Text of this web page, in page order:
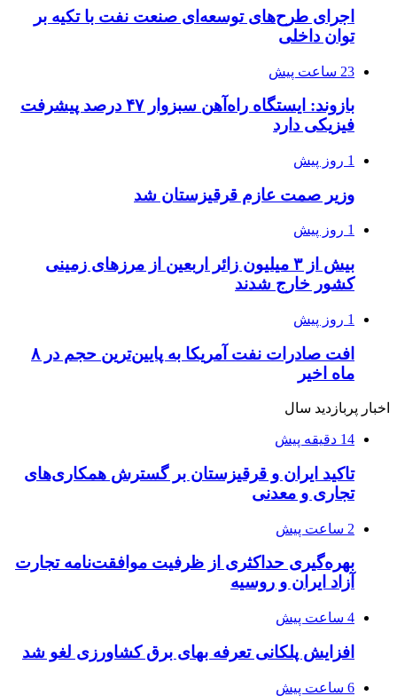
اجرای طرح‌های توسعه‌ای صنعت نفت با تکیه بر
توان داخلی
23 ساعت پیش
بازوند: ایستگاه راه‌آهن سبزوار ۴۷ درصد پیشرفت
فیزیکی دارد
1 روز پیش
وزیر صمت عازم قرقیزستان شد
1 روز پیش
بیش از ۳ میلیون زائر اربعین از مرزهای زمینی
کشور خارج شدند
1 روز پیش
افت صادرات نفت آمریکا به پایین‌ترین حجم در ۸
ماه اخیر
اخبار پربازدید سال
14 دقیقه پیش
تاکید ایران و قرقیزستان بر گسترش همکاری‌های
تجاری و معدنی
2 ساعت پیش
بهره‌گیری حداکثری از ظرفیت موافقت‌نامه تجارت
آزاد ایران و روسیه
4 ساعت پیش
افزایش پلکانی تعرفه بهای برق کشاورزی لغو شد
6 ساعت پیش